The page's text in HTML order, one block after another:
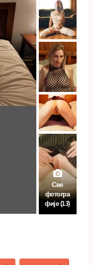
Све
фотогра
фије (13)